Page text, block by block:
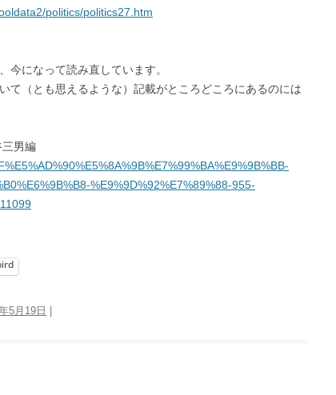
politics/politics27.htm
今になって読み直しています。
て（とも思えるような）記載がところどころにあるのには
男編
%E9%9D%92%E7%89%88-955-
5月19日 |